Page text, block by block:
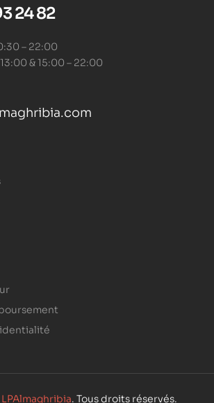
24 82
– 22:00
& 15:00 – 22:00
LPAlmaghribia. Tous droits réservés.